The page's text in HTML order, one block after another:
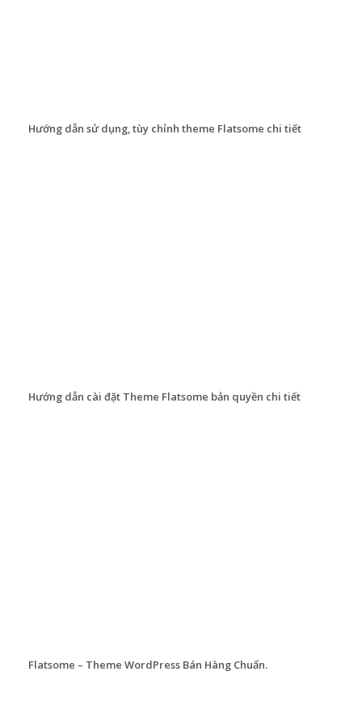
Hướng dẫn sử dụng, tùy chỉnh theme Flatsome chi tiết
Hướng dẫn cài đặt Theme Flatsome bản quyền chi tiết
Flatsome – Theme WordPress Bán Hàng Chuẩn.